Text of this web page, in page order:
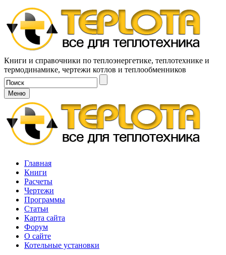
Книги и справочники по теплоэнергетике, теплотехнике и
термодинамике, чертежи котлов и теплообменников
Меню
Главная
Книги
Расчеты
Чертежи
Программы
Статьи
Карта сайта
Форум
О сайте
Котельные установки